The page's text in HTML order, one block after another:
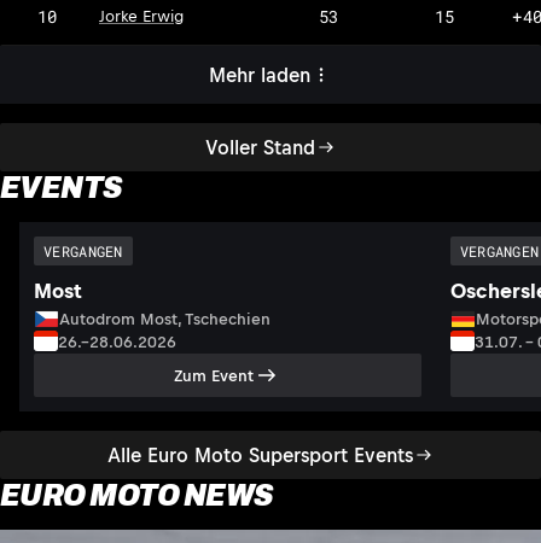
Voller Stand
10 JE
Jorke Erwig 53 15
Mehr laden
EVENTS
Alle Euro Moto Supersport Events
VERGANGEN
Most
Autodrom Most, Tschechien
26.–28.06.2026
Zum Event
VERGANGEN
31.07. –
EURO MOTO NEWS